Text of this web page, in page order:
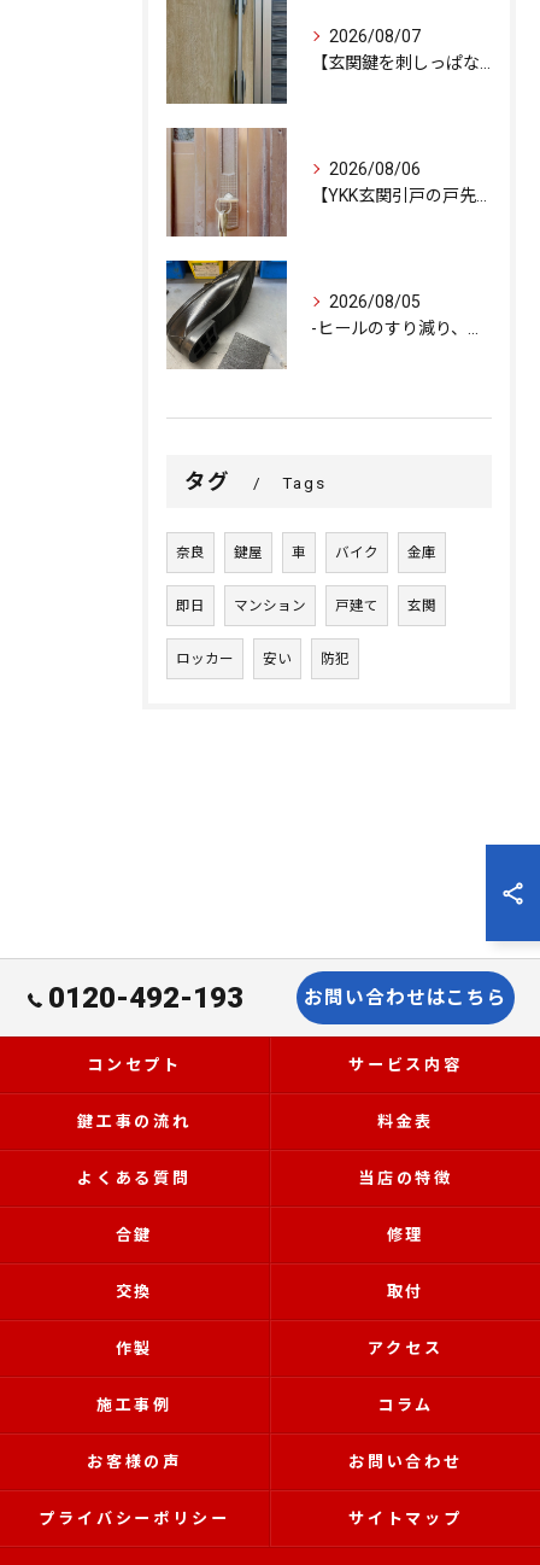
2026/08/07
2026/08/06
2026/08/05
タグ Tags
奈良 鍵屋 車 バイク 金庫
即日 マンション 戸建て 玄関
ロッカー 安い 防犯
0120-492-193 お問い合わせはこちら
コンセプト サービス内容
鍵工事の流れ 料金表
よくある質問 当店の特徴
合鍵 修理
交換 取付
作製 アクセス
施工事例 コラム
お客様の声 お問い合わせ
プライバシーポリシー サイトマップ